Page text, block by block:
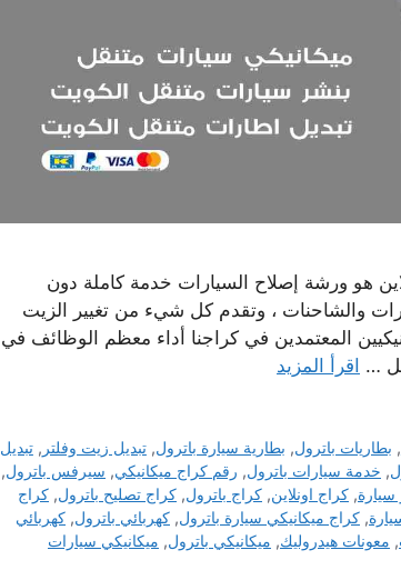
هو ورشة إصلاح السيارات خدمة كاملة دون
والشاحنات ، وتقدم كل شيء من تغيير الزيت
المعتمدين في كراجنا أداء معظم الوظائف في
… اقرأ المزيد
, بطاريات باترول, بطارية سيارة باترول,تبديل زيت وفلتر ,تبديل
, خدمة سيارات باترول, رقم كراج ميكانيكي, سيرفس باترول,
سيارة, كراج اونلاين, كراج باترول, كراج تصليح باترول, كراج
, كراج ميكانيكي سيارة باترول, كهربائي باترول, كهربائي
, معونات هيدروليك, ميكانيكي باترول, ميكانيكي سيارات